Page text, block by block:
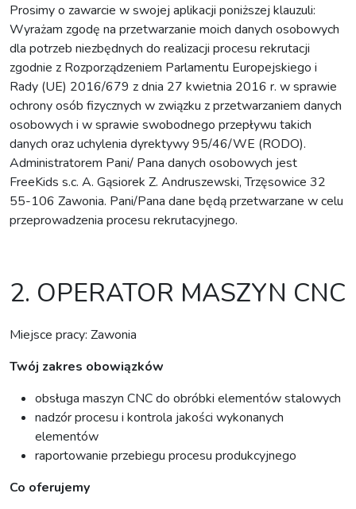
Prosimy o zawarcie w swojej aplikacji poniższej klauzuli:
Wyrażam zgodę na przetwarzanie moich danych osobowych
dla potrzeb niezbędnych do realizacji procesu rekrutacji
zgodnie z Rozporządzeniem Parlamentu Europejskiego i
Rady (UE) 2016/679 z dnia 27 kwietnia 2016 r. w sprawie
ochrony osób fizycznych w związku z przetwarzaniem danych
osobowych i w sprawie swobodnego przepływu takich
danych oraz uchylenia dyrektywy 95/46/WE (RODO).
Administratorem Pani/ Pana danych osobowych jest
FreeKids s.c. A. Gąsiorek Z. Andruszewski, Trzęsowice 32
55-106 Zawonia. Pani/Pana dane będą przetwarzane w celu
przeprowadzenia procesu rekrutacyjnego.
2. OPERATOR MASZYN CNC
Miejsce pracy: Zawonia
Twój zakres obowiązków
obsługa maszyn CNC do obróbki elementów stalowych
nadzór procesu i kontrola jakości wykonanych
elementów
raportowanie przebiegu procesu produkcyjnego
Co oferujemy